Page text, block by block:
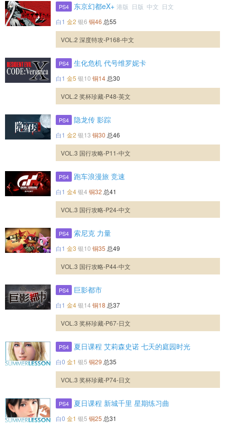
PS4 东京幻都eX+ 港版 日版 中文 日文
白1 金2 银6 铜46 总55
VOL.2 深度特攻-P168-中文
PS4 生化危机 代号维罗妮卡
白1 金5 银10 铜14 总30
VOL.2 奖杯珍藏-P48-英文
PS4 隐龙传 影踪
白1 金2 银13 铜30 总46
VOL.3 国行攻略-P11-中文
PS4 跑车浪漫旅 竞速
白1 金4银4 铜32 总41
VOL.3 国行攻略-P24-中文
PS4 索尼克 力量
白1 金3 银10 铜35 总49
VOL.3 国行攻略-P44-中文
PS4 巨影都市
白1 金4银14 铜18 总37
VOL.3 奖杯珍藏-P67-日文
PS4 夏日课程 艾莉森史诺 七天的庭园时光
白0 金1 银5 铜29 总35
VOL.3 奖杯珍藏-P74-日文
PS4 夏日课程 新城千里 星期练习曲
白0 金1 银5 铜25 总31